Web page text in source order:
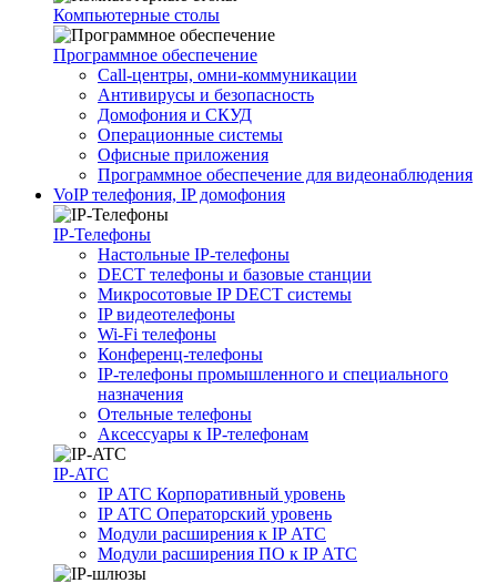
Компьютерные столы
Программное обеспечение
Call-центры, омни-коммуникации
Антивирусы и безопасность
Домофония и СКУД
Операционные системы
Офисные приложения
Программное обеспечение для видеонаблюдения
VoIP телефония, IP домофония
IP-Телефоны
Настольные IP-телефоны
DECT телефоны и базовые станции
Микросотовые IP DECT системы
IP видеотелефоны
Wi-Fi телефоны
Конференц-телефоны
IP-телефоны промышленного и специального
назначения
Отельные телефоны
Аксессуары к IP-телефонам
IP-ATC
IP АТС Корпоративный уровень
IP АТС Операторский уровень
Модули расширения к IP АТС
Модули расширения ПО к IP АТС